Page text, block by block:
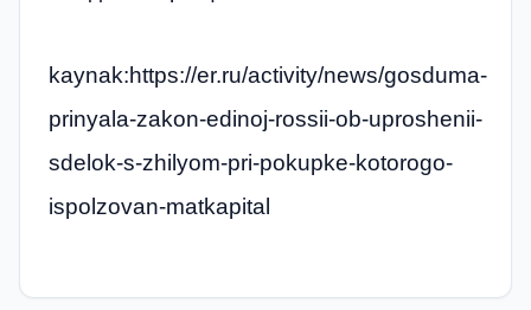
kaynak:https://er.ru/activity/news/gosduma-
prinyala-zakon-edinoj-rossii-ob-uproshenii-
sdelok-s-zhilyom-pri-pokupke-kotorogo-
ispolzovan-matkapital